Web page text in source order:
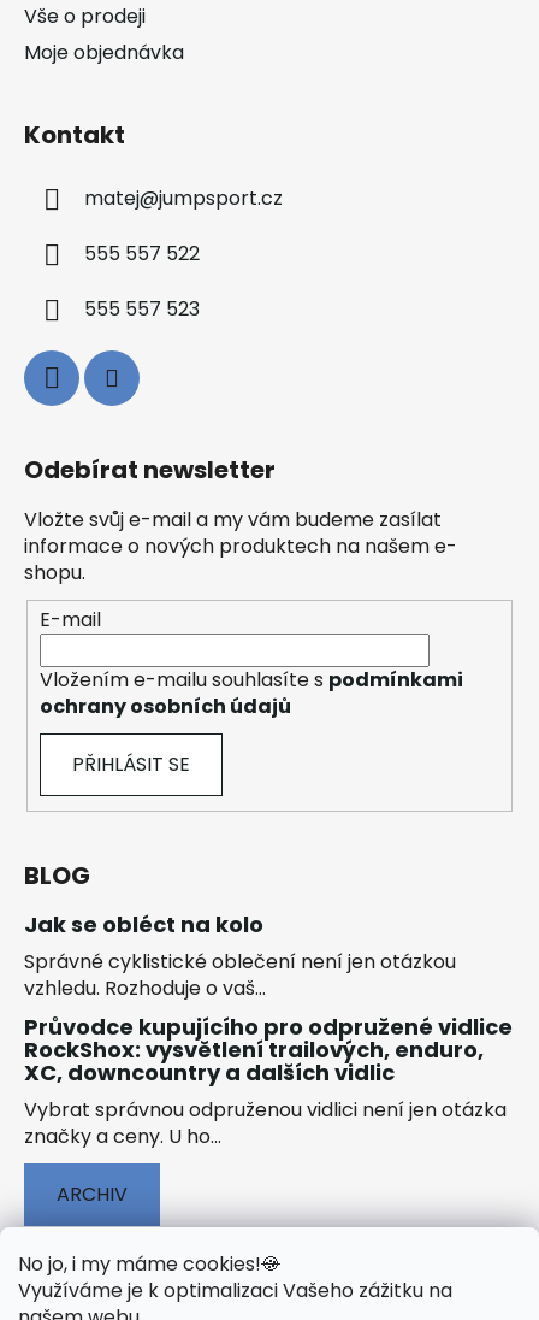
No jo, i my máme cookies!🍪
Využíváme je k optimalizaci Vašeho zážitku na
Vše o prodeji
Moje objednávka
Kontakt
matej@jumpsport.cz
555 557 522
555 557 523
Odebírat newsletter
Vložte svůj e-mail a my vám budeme zasílat
informace o nových produktech na našem e-
shopu.
E-mail
Vložením e-mailu souhlasíte s podmínkami
ochrany osobních údajů
PŘIHLÁSIT SE
BLOG
Jak se obléct na kolo
Správné cyklistické oblečení není jen otázkou
vzhledu. Rozhoduje o vaš...
Průvodce kupujícího pro odpružené vidlice
RockShox: vysvětlení trailových, enduro,
XC, downcountry a dalších vidlic
Vybrat správnou odpruženou vidlici není jen otázka
značky a ceny. U ho...
ARCHIV